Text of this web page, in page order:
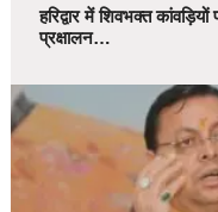
हरिद्वार में शिवभक्त
प्रक्षालन…